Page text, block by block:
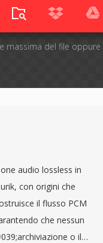
massima del file oppure
audio lossless in
con origini che
il flusso PCM
che nessun
o il